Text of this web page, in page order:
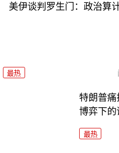
美伊谈判罗生门：政治算
最热
特朗普
博弈下的
最热